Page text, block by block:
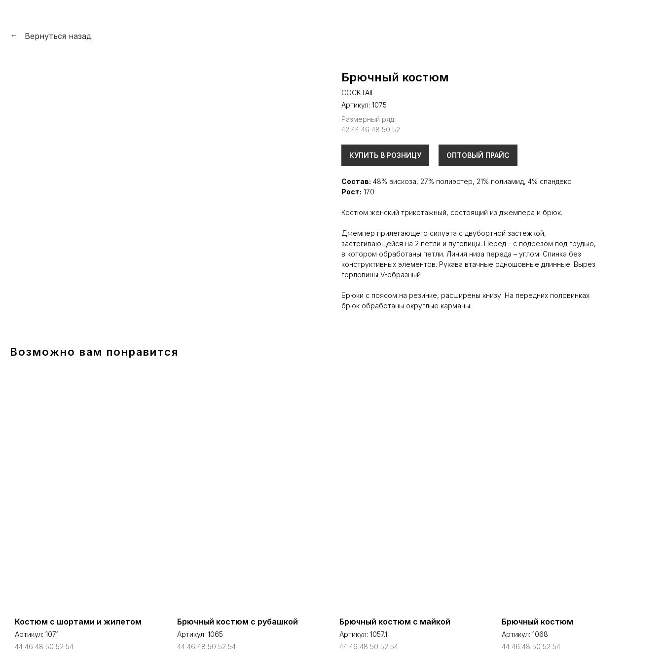
Вернуться назад
→
Брючный костюм
COCKTAIL
Артикул: 1075
Размерный ряд:
42 44 46 48 50 52
КУПИТЬ В РОЗНИЦУ ОПТОВЫЙ ПРАЙС
Состав: 48% вискоза, 27% полиэстер, 21% полиамид, 4% спандекс
Рост: 170
Костюм женский трикотажный, состоящий из джемпера и брюк.
Джемпер прилегающего силуэта с двубортной застежкой,
застегивающейся на 2 петли и пуговицы. Перед - с подрезом под грудью,
в котором обработаны петли. Линия низа переда – углом. Спинка без
конструктивных элементов. Рукава втачные одношовные длинные. Вырез
горловины V-образный
Брюки с поясом на резинке, расширены книзу. На передних половинках
брюк обработаны округлые карманы.
Возможно вам понравится
Костюм с шортами и жилетом
Артикул: 1071
44 46 48 50 52 54
Брючный костюм с рубашкой
Артикул:1065
44 46 48 50 52 54
Брючный костюм с майкой
Артикул:1057.1
44 46 48 50 52 54
Брючный костюм
Артикул:1068
44 46 48 50 52 54